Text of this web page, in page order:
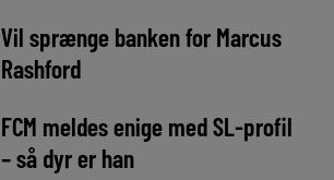
Vil sprænge banken for Marcus
Rashford
FCM meldes enige med SL-profil
– så dyr er han